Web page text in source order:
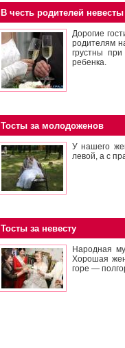
В честь родителей невесты
Дорогие
родителям
грустны
ребенка.
Тосты за молодоженов
У нашего
левой, а с
Тосты за невесту
Народная
Хорошая
горе —